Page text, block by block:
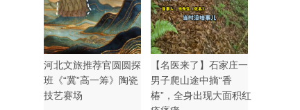
河北文旅推荐官圆圆探
班《“冀”高一筹》陶瓷
技艺赛场
【名医来了】石家庄一
男子爬山途中摘“香
椿”，全身出现大面积红